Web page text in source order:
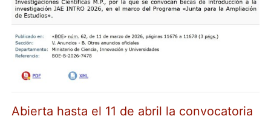
Abierta hasta el 11 de abril la convocatoria